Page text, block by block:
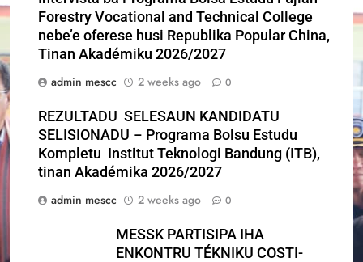
Forestry Vocational and Technical College
nebe’e oferese husi Republika Popular China,
Tinan Akadémiku 2026/2027
admin mescc
2 weeks ago 0
REZULTADU SELESAUN KANDIDATU
SELISIONADU – Programa Bolsu Estudu
Kompletu Institut Teknologi Bandung (ITB),
tinan Akadémika 2026/2027
admin mescc
2 weeks ago 0
MESSK PARTISIPA IHA
ENKONTRU TÉKNIKU COSTI-